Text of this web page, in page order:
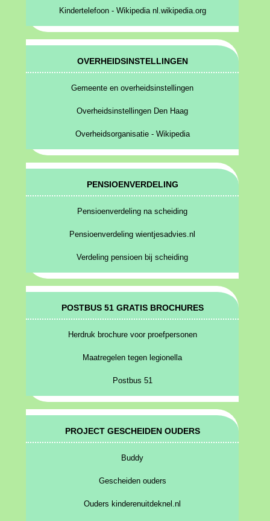
Kindertelefoon - Wikipedia nl.wikipedia.org
OVERHEIDSINSTELLINGEN
Gemeente en overheidsinstellingen
Overheidsinstellingen Den Haag
Overheidsorganisatie - Wikipedia
PENSIOENVERDELING
Pensioenverdeling na scheiding
Pensioenverdeling wientjesadvies.nl
Verdeling pensioen bij scheiding
POSTBUS 51 GRATIS BROCHURES
Herdruk brochure voor proefpersonen
Maatregelen tegen legionella
Postbus 51
PROJECT GESCHEIDEN OUDERS
Buddy
Gescheiden ouders
Ouders kinderenuitdeknel.nl